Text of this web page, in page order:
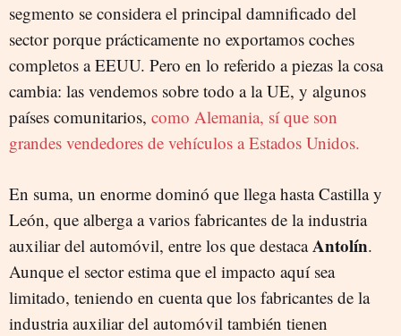
segmento se considera el principal damnificado del
sector porque prácticamente no exportamos coches
completos a EEUU. Pero en lo referido a piezas la cosa
cambia: las vendemos sobre todo a la UE, y algunos
países comunitarios, como Alemania, sí que son
grandes vendedores de vehículos a Estados Unidos.
En suma, un enorme dominó que llega hasta Castilla y
León, que alberga a varios fabricantes de la industria
auxiliar del automóvil, entre los que destacaAntolín.
Aunque el sector estima que el impacto aquí sea
limitado, teniendo en cuenta que los fabricantes de la
industria auxiliar del automóvil también tienen